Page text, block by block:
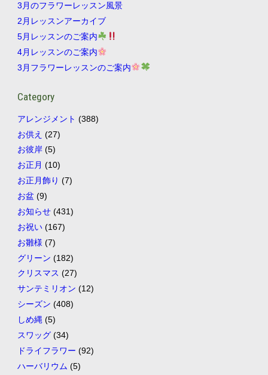
3月のフラワーレッスン風景
2月レッスンアーカイブ
5月レッスンのご案内
4月レッスンのご案内
3月フラワーレッスンのご案内
Category
アレンジメント (388)
お供え (27)
お彼岸(5)
お正月 (10)
お正月飾り (7)
お盆 (9)
お知らせ(431)
お祝い(167)
お雛様 (7)
グリーン (182)
クリスマス (27)
サンテミリオン (12)
シーズン (408)
しめ縄 (5)
スワッグ(34)
ドライフラワー (92)
ハーバリウム (5)